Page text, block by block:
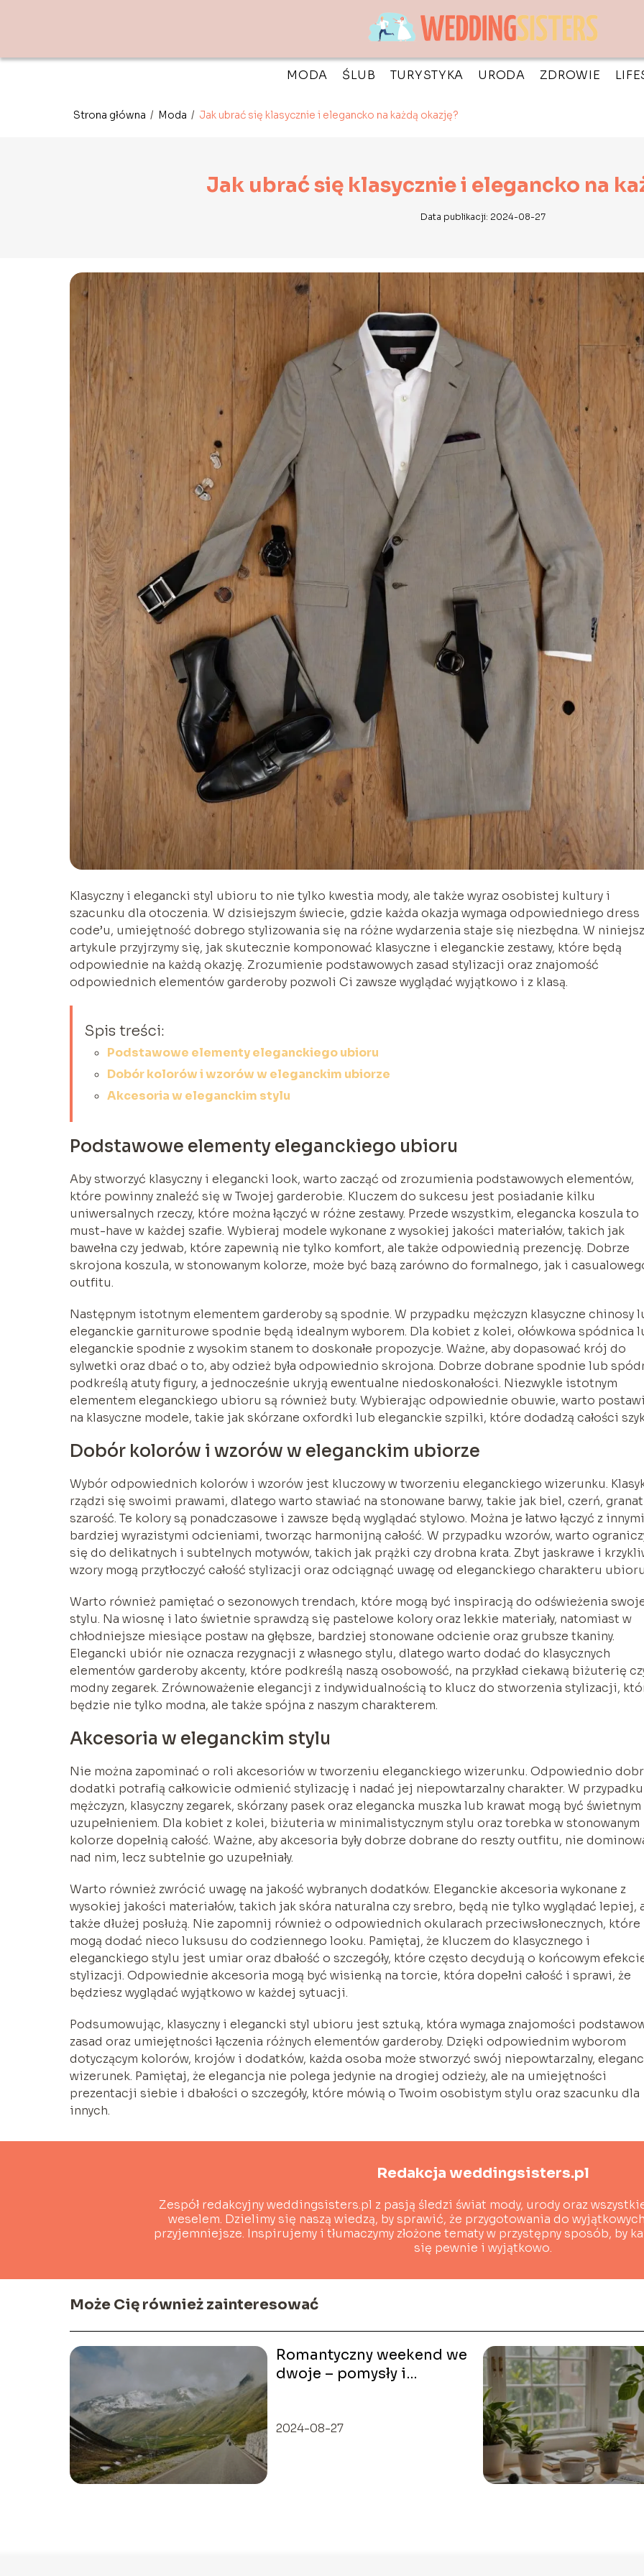
MODA ŚLUB TURYSTYKA URODA ZDROWIE
Strona główna / Moda / Jak ubrać się klasycznie i elegancko na każdą okazję?
Jak ubrać się klasycznie i elegancko na
Data publikacji: 2024-08-27
Klasyczny i elegancki styl ubioru to nie tylko kwestia mody, ale także wyraz osobistej kultury i
szacunku dla otoczenia. W dzisiejszym świecie, gdzie każda okazja wymaga odpowiedniego dress
code’u, umiejętność dobrego stylizowania się na różne wydarzenia staje się niezbędna. W
artykule przyjrzymy się, jak skutecznie komponować klasyczne i eleganckie zestawy, które będą
odpowiednie na każdą okazję. Zrozumienie podstawowych zasad stylizacji oraz znajomość
odpowiednich elementów garderoby pozwoli Ci zawsze wyglądać wyjątkowo i z klasą.
Spis treści:
Podstawowe elementy eleganckiego ubioru
Dobór kolorów i wzorów w eleganckim ubiorze
Akcesoria w eleganckim stylu
Podstawowe elementy eleganckiego ubioru
Aby stworzyć klasyczny i elegancki look, warto zacząć od zrozumienia podstawowych elementów,
które powinny znaleźć się w Twojej garderobie. Kluczem do sukcesu jest posiadanie kilku
uniwersalnych rzeczy, które można łączyć w różne zestawy. Przede wszystkim, elegancka koszula to
must-have w każdej szafie. Wybieraj modele wykonane z wysokiej jakości materiałów, takich jak
bawełna czy jedwab, które zapewnią nie tylko komfort, ale także odpowiednią prezencję. Dobrze
skrojona koszula, w stonowanym kolorze, może być bazą zarówno do formalnego, jak i
outfitu.
Następnym istotnym elementem garderoby są spodnie. W przypadku mężczyzn klasyczne chinosy
eleganckie garniturowe spodnie będą idealnym wyborem. Dla kobiet z kolei, ołówkowa spódnica
eleganckie spodnie z wysokim stanem to doskonałe propozycje. Ważne, aby dopasować krój do
sylwetki oraz dbać o to, aby odzież była odpowiednio skrojona. Dobrze dobrane spodnie lub
podkreślą atuty figury, a jednocześnie ukryją ewentualne niedoskonałości. Niezwykle istotnym
elementem eleganckiego ubioru są również buty. Wybierając odpowiednie obuwie, warto
na klasyczne modele, takie jak skórzane oxfordki lub eleganckie szpilki, które dodadzą całości
Dobór kolorów i wzorów w eleganckim ubiorze
Wybór odpowiednich kolorów i wzorów jest kluczowy w tworzeniu eleganckiego wizerunku.
rządzi się swoimi prawami, dlatego warto stawiać na stonowane barwy, takie jak biel, czerń, granat
szarość. Te kolory są ponadczasowe i zawsze będą wyglądać stylowo. Można je łatwo łączyć z
bardziej wyrazistymi odcieniami, tworząc harmonijną całość. W przypadku wzorów, warto
się do delikatnych i subtelnych motywów, takich jak prążki czy drobna krata. Zbyt jaskrawe i
wzory mogą przytłoczyć całość stylizacji oraz odciągnąć uwagę od eleganckiego charakteru
Warto również pamiętać o sezonowych trendach, które mogą być inspiracją do odświeżenia
stylu. Na wiosnę i lato świetnie sprawdzą się pastelowe kolory oraz lekkie materiały, natomiast w
chłodniejsze miesiące postaw na głębsze, bardziej stonowane odcienie oraz grubsze tkaniny.
Elegancki ubiór nie oznacza rezygnacji z własnego stylu, dlatego warto dodać do klasycznych
elementów garderoby akcenty, które podkreślą naszą osobowość, na przykład ciekawą biżuterię
modny zegarek. Zrównoważenie elegancji z indywidualnością to klucz do stworzenia stylizacji,
będzie nie tylko modna, ale także spójna z naszym charakterem.
Akcesoria w eleganckim stylu
Nie można zapominać o roli akcesoriów w tworzeniu eleganckiego wizerunku. Odpowiednio
dodatki potrafią całkowicie odmienić stylizację i nadać jej niepowtarzalny charakter. W przypadku
mężczyzn, klasyczny zegarek, skórzany pasek oraz elegancka muszka lub krawat mogą być świetnym
uzupełnieniem. Dla kobiet z kolei, biżuteria w minimalistycznym stylu oraz torebka w stonowanym
kolorze dopełnią całość. Ważne, aby akcesoria były dobrze dobrane do reszty outfitu, nie
nad nim, lecz subtelnie go uzupełniały.
Warto również zwrócić uwagę na jakość wybranych dodatków. Eleganckie akcesoria wykonane z
wysokiej jakości materiałów, takich jak skóra naturalna czy srebro, będą nie tylko wyglądać lepiej,
także dłużej posłużą. Nie zapomnij również o odpowiednich okularach przeciwsłonecznych, które
mogą dodać nieco luksusu do codziennego looku. Pamiętaj, że kluczem do klasycznego i
eleganckiego stylu jest umiar oraz dbałość o szczegóły, które często decydują o końcowym
stylizacji. Odpowiednie akcesoria mogą być wisienką na torcie, która dopełni całość i sprawi, że
będziesz wyglądać wyjątkowo w każdej sytuacji.
Podsumowując, klasyczny i elegancki styl ubioru jest sztuką, która wymaga znajomości
zasad oraz umiejętności łączenia różnych elementów garderoby. Dzięki odpowiednim wyborom
dotyczącym kolorów, krojów i dodatków, każda osoba może stworzyć swój niepowtarzalny,
wizerunek. Pamiętaj, że elegancja nie polega jedynie na drogiej odzieży, ale na umiejętności
prezentacji siebie i dbałości o szczegóły, które mówią o Twoim osobistym stylu oraz szacunku dla
innych.
Redakcja weddingsisters.pl
Zespół redakcyjny weddingsisters.pl z pasją śledzi świat mody, urody oraz
weselem. Dzielimy się naszą wiedzą, by sprawić, że przygotowania do
przyjemniejsze. Inspirujemy i tłumaczymy złożone tematy w przystępny sposób, by
się pewnie i wyjątkowo.
Może Cię również zainteresować
Romantyczny weekend we
dwoje – pomysły i
2024-08-27